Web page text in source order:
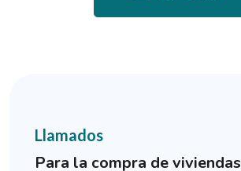
Llamados
Para la compra de viviendas